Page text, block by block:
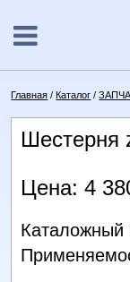
Главная /Каталог /
Шестерня
Цена: 4
Каталожный